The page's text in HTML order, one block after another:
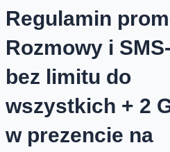
Regulamin
Rozmowy i
bez limitu do
wszystkich + 2
w prezencie na